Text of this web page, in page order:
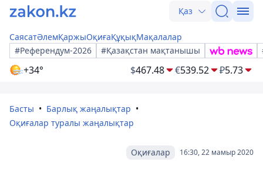
Қаз
СаясатӘлемҚаржыОқиғаҚұқықМақалалар
#Референдум-2026
#Қазақстан мақтанышы
+34° $467.48 €539.52 ₽5.73
Басты
Барлық жаңалықтар
Оқиғалар туралы жаңалықтар
16:30, 22 мамыр 2020
Оқиғалар